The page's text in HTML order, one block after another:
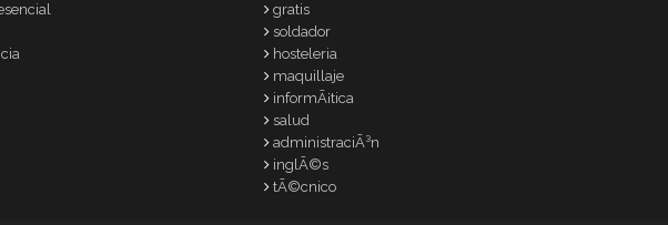
gratis
soldador
hosteleria
maquillaje
informÃ¡tica
salud
administraciÃ³n
inglÃ©s
tÃ©cnico